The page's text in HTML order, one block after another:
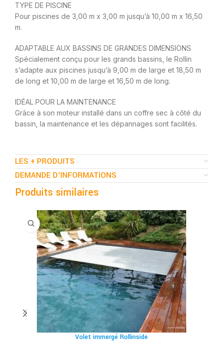
TYPE DE PISCINE
Pour piscines de 3,00 m x 3,00 m jusqu’à 10,00 m x 16,50
m.
ADAPTABLE AUX BASSINS DE GRANDES DIMENSIONS
Spécialement conçu pour les grands bassins, le Rollin
s’adapte aux piscines jusqu’à 9,00 m de large et 18,50 m
de long et 10,00 m de large et 16,50 m de long.
IDÉAL POUR LA MAINTENANCE
Grâce à son moteur installé dans un coffre sec à côté du
bassin, la maintenance et les dépannages sont facilités.
LES + PRODUITS
DEMANDE D'INFORMATIONS
Produits similaires
Volet immergé Rollinside